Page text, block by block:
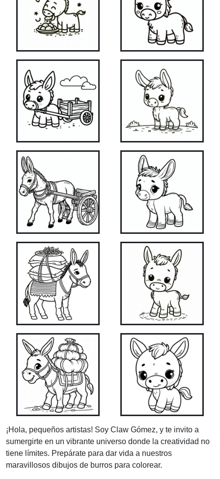
¡Hola, pequeños artistas! Soy Claw Gómez, y te invito a
sumergirte en un vibrante universo donde la creatividad no
tiene límites. Prepárate para dar vida a nuestros
maravillosos dibujos de burros para colorear.